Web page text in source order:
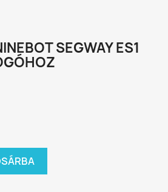
SEGWAY ES1